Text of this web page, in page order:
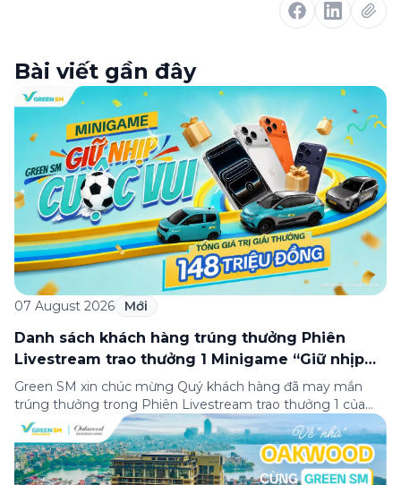
Bài viết gần đây
07 August 2026 Mới
Danh sách khách hàng trúng thưởng Phiên
Livestream trao thưởng 1 Minigame “Giữ nhịp
cuộc vui”
Green SM xin chúc mừng Quý khách hàng đã may mắn
trúng thưởng trong Phiên Livestream trao thưởng 1 của
Minigame “Giữ nhịp cuộc vui”, được phát sóng trực tiếp
trên Fanpage và TikTok Green SM từ 20:00 – 21:00 ngày
04/08/2026. Phiên livestream đã diễn ra công khai với sự
theo dõi của đông […]